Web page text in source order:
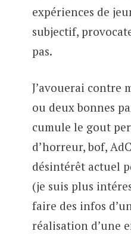
expériences de
subjectif,
pas.
J’avouerai contre
ou deux bonnes
cumule le gout
d’horreur, bof,
désintérêt actuel
(je suis plus
faire des infos
réalisation d’une